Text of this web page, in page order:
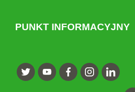
PUNKT INFORMACYJNY